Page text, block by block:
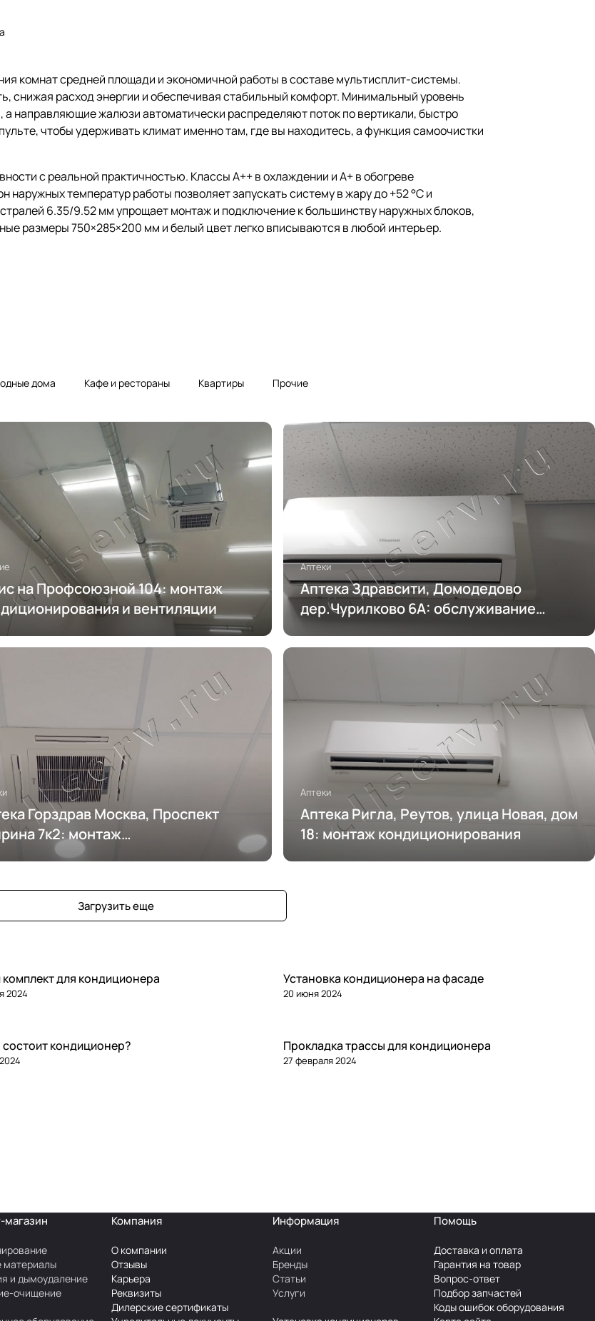
комнат средней площади и экономичной работы в составе мультисплит-системы.
снижая расход энергии и обеспечивая стабильный комфорт. Минимальный уровень
направляющие жалюзи автоматически распределяют поток по вертикали, быстро
чтобы удерживать климат именно там, где вы находитесь, а функция самоочистки
с реальной практичностью. Классы A++ в охлаждении и A+ в обогреве
температур работы позволяет запускать систему в жару до +52 °C и
6.35/9.52 мм упрощает монтаж и подключение к большинству наружных блоков,
размеры 750×285×200 мм и белый цвет легко вписываются в любой интерьер.
дома Кафе и рестораны Квартиры Прочие
на Профсоюзной 104: монтаж
и вентиляции
Аптеки
Аптека Здравсити, Домодедово
дер.Чурилково 6А: обслуживание
Горздрав Москва, Проспект
7к2: монтаж
Аптеки
Аптека Ригла, Реутов, улица Новая, дом
18: монтаж кондиционирования
Загрузить еще
для кондиционера
2024
Установка кондиционера на фасаде
20 июня 2024
состоит кондиционер? Прокладка трассы для кондиционера
27 февраля 2024
магазин
материалы
и дымоудаление
очищение
Компания
О компании
Отзывы
Карьера
Реквизиты
Дилерские сертификаты
Информация
Акции
Бренды
Статьи
Услуги
Помощь
Доставка и оплата
Гарантия на товар
Вопрос-ответ
Подбор запчастей
Коды ошибок оборудования